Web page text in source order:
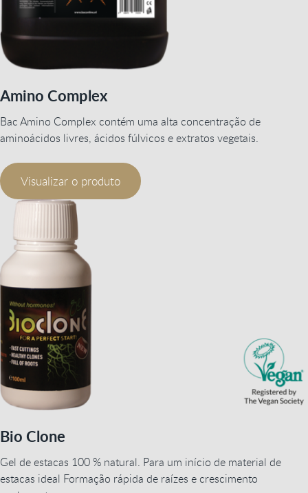
Amino Complex
Bac Amino Complex contém uma alta concentração de
aminoácidos livres, ácidos fúlvicos e extratos vegetais.
Visualizar o produto
Bio Clone
Gel de estacas 100 % natural. Para um início de material de
estacas ideal Formação rápida de raízes e crescimento